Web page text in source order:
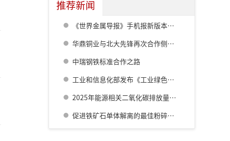
推荐新闻
《世界金属导报》手机报新版本发布，免费下载，免费看
华鼎铜业与北大先锋再次合作侧吹炉配套6000立方制氧项目
中瑞钢铁标准合作之路
工业和信息化部发布《工业绿色低碳发展“十五五”规划》
2025年能源相关二氧化碳排放量同比增长0.4%至381亿吨
促进铁矿石单体解离的最佳粉碎方法研究